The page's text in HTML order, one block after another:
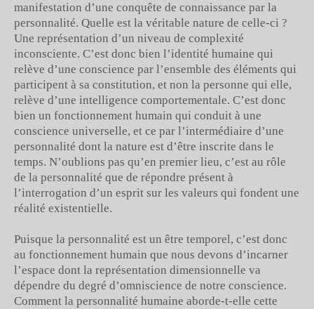
manifestation d’une conquête de connaissance par la
personnalité. Quelle est la véritable nature de celle-ci ?
Une représentation d’un niveau de complexité
inconsciente. C’est donc bien l’identité humaine qui
relève d’une conscience par l’ensemble des éléments qui
participent à sa constitution, et non la personne qui elle,
relève d’une intelligence comportementale. C’est donc
bien un fonctionnement humain qui conduit à une
conscience universelle, et ce par l’intermédiaire d’une
personnalité dont la nature est d’être inscrite dans le
temps. N’oublions pas qu’en premier lieu, c’est au rôle
de la personnalité que de répondre présent à
l’interrogation d’un esprit sur les valeurs qui fondent une
réalité existentielle.
Puisque la personnalité est un être temporel, c’est donc
au fonctionnement humain que nous devons d’incarner
l’espace dont la représentation dimensionnelle va
dépendre du degré d’omniscience de notre conscience.
Comment la personnalité humaine aborde-t-elle cette